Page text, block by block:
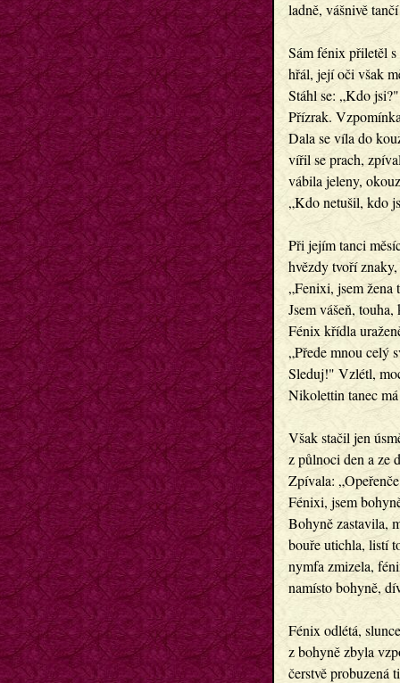
ladně, vášnivě
Sám fénix přiletěl
hřál, její oči však
Stáhl se: „Kdo
Přízrak.
Dala se víla do
vířil se prach,
vábila jeleny,
„Kdo netušil, kdo
Při jejím tanci
hvězdy tvoří
„Fenixi, jsem žena
Jsem vášeň,
Fénix křídla
„Přede mnou celý
Sleduj!" Vzlétl,
Nikolettin tanec
Však stačil jen
z půlnoci den a ze
Zpívala:
Fénixi, jsem
Bohyně zastavila,
bouře utichla, listí
nymfa zmizela,
namísto bohyně,
Fénix odlétá,
z bohyně zbyla
čerstvě probuzená